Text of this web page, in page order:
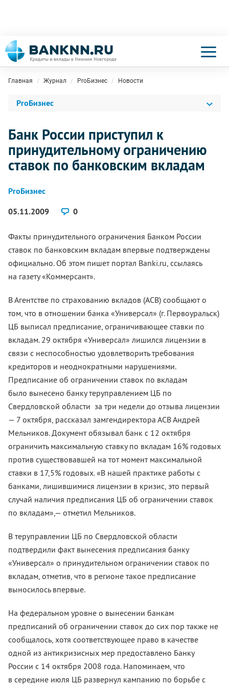
Главная Журнал ProБизнес Новости
ProБизнес
Банк России приступил к
принудительному ограничению
ставок по банковским вкладам
ProБизнес
05.11.2009
0
Факты принудительного ограничения Банком России
ставок по банковским вкладам впервые подтверждены
официально. Об этом пишет портал Banki.ru, ссылаясь
на газету «Коммерсант».
В Агентстве по страхованию вкладов (АСВ) сообщают о
том, что в отношении банка «Универсал» (г. Первоуральск)
ЦБ выписал предписание, ограничивающее ставки по
вкладам. 29 октября «Универсал» лишился лицензии в
связи с неспособностью удовлетворить требования
кредиторов и неоднократными нарушениями.
Предписание об ограничении ставок по вкладам
было вынесено банку теруправлением ЦБ по
Свердловской области за три недели до отзыва лицензии
— 7 октября, рассказал замгендиректора АСВ Андрей
Мельников. Документ обязывал банк с 12 октября
ограничить максимальную ставку по вкладам 16% годовых
против существовавшей на тот момент максимальной
ставки в 17,5% годовых. «В нашей практике работы с
банками, лишившимися лицензии в кризис, это первый
случай наличия предписания ЦБ об ограничении ставок
по вкладам»,— отметил Мельников.
В теруправлении ЦБ по Свердловской области
подтвердили факт вынесения предписания банку
«Универсал» о принудительном ограничении ставок по
вкладам, отметив, что в регионе такое предписание
выносилось впервые.
На федеральном уровне о вынесении банкам
предписаний об ограничении ставок до сих пор также не
сообщалось, хотя соответствующее право в качестве
одной из антикризисных мер предоставлено Банку
России с 14 октября 2008 года. Напоминаем, что
в середине июля ЦБ развернул кампанию по борьбе с